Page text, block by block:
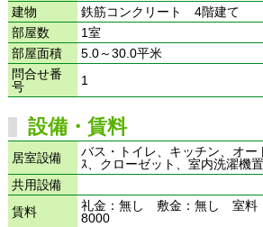
建物
鉄筋コンクリート 4階建て
部屋数
1室
部屋面積
5.0～30.0平米
問合せ番
号
1
設備・賃料
居室設備
バス・トイレ、キッチン、オー
ｽ、クローゼット、室内洗濯機
共用設備
賃料
礼金：無し 敷金：無し 室料
8000